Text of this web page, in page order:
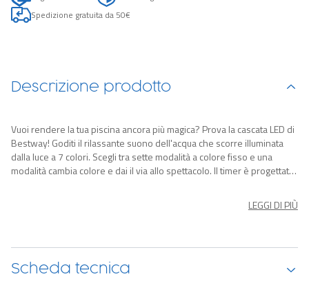
Spedizione gratuita da 50€
Descrizione prodotto
Vuoi rendere la tua piscina ancora più magica? Prova la cascata LED di
Bestway! Goditi il rilassante suono dell'acqua che scorre illuminata
dalla luce a 7 colori. Scegli tra sette modalità a colore fisso e una
modalità cambia colore e dai il via allo spettacolo. Il timer è progettato
LEGGI DI PIÙ
Scheda tecnica